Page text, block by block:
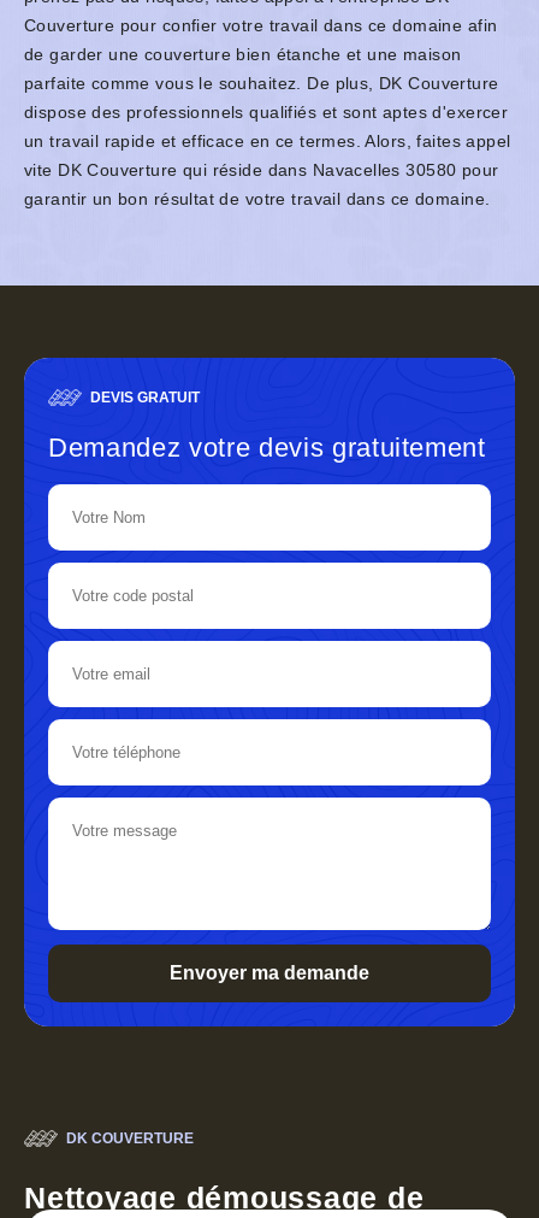
Couverture pour confier votre travail dans ce domaine afin
de garder une couverture bien étanche et une maison
parfaite comme vous le souhaitez. De plus, DK Couverture
dispose des professionnels qualifiés et sont aptes d'exercer
un travail rapide et efficace en ce termes. Alors, faites appel
vite DK Couverture qui réside dans Navacelles 30580 pour
garantir un bon résultat de votre travail dans ce domaine.
DEVIS GRATUIT
Demandez votre devis gratuitement
DK COUVERTURE
Nettoyage démoussage de